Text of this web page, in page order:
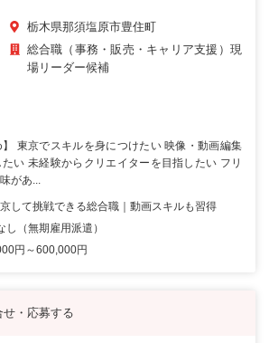
栃木県那須塩原市豊住町
総合職（事務・販売・キャリア支援）現
場リーダー候補
】 東京でスキルを身につけたい 映像・動画編集
い 未経験からクリエイターを目指したい フリ
があ...
して挑戦できる総合職｜動画スキルも習得
し（無期雇用派遣）
円～600,000円
・応募する